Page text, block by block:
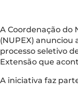
A Coordenação do
(NUPEX) anunciou
processo seletivo
Extensão que
A iniciativa faz